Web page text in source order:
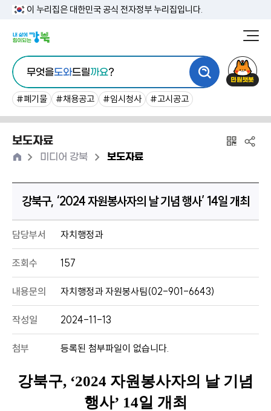
이 누리집은 대한민국 공식 전자정부 누리집입니다.
청
통
합
검
색
무엇을도와드릴까요?
#폐기물 #채용공고 #임시청사 #고시공고
원
보도자료
홈 >미디어 강북 >보도자료
강북구, ‘2024 자원봉사자의 날 기념 행사’ 14일 개최
담당부서 자치행정과
조회수 157
내용문의 자치행정과 자원봉사팀(02-901-6643)
작성일 2024-11-13
첨부 등록된 첨부파일이 없습니다.
강북구, ‘2024 자원봉사자의 날 기념
행사’ 14일 개최